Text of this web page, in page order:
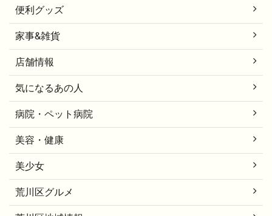
便利グッズ
家事&雑貨
店舗情報
気になるあの人
病院・ペット病院
美容・健康
美少女
荒川区グルメ